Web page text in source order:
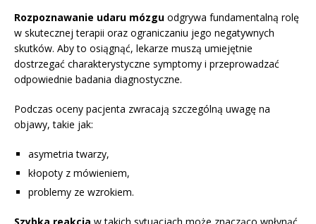
Rozpoznawanie udaru mózgu odgrywa fundamentalną rolę
w skutecznej terapii oraz ograniczaniu jego negatywnych
skutków. Aby to osiągnąć, lekarze muszą umiejętnie
dostrzegać charakterystyczne symptomy i przeprowadzać
odpowiednie badania diagnostyczne.
Podczas oceny pacjenta zwracają szczególną uwagę na
objawy, takie jak:
asymetria twarzy,
kłopoty z mówieniem,
problemy ze wzrokiem.